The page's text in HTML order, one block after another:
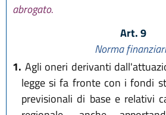
abrogato.
Art. 9
Norma
1. Agli oneri derivanti
legge si fa fronte con i fondi
previsionali di base e relativi